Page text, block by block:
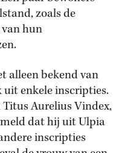
zoals de
hun
alleen bekend van
enkele inscripties.
Aurelius Vindex,
dat hij uit Ulpia
inscripties